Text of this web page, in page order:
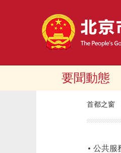
要聞動態
首都之窗
公共服